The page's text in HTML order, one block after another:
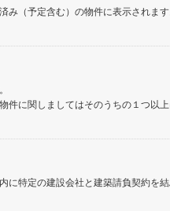
み（予定含む）の物件に表示されます
件に関しましてはそのうちの１つ以
に特定の建設会社と建築請負契約を